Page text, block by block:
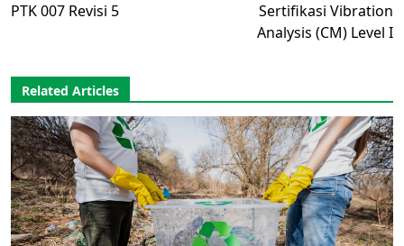
PTK 007 Revisi 5
Sertifikasi Vibration
Analysis (CM) Level I
Related Articles